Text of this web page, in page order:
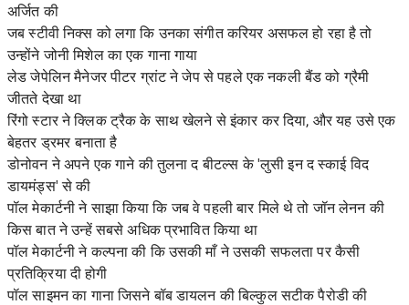
अर्जित की
जब स्टीवी निक्स को लगा कि उनका संगीत करियर असफल हो रहा है तो
उन्होंने जोनी मिशेल का एक गाना गाया
लेड जेपेलिन मैनेजर पीटर ग्रांट ने जेप से पहले एक नकली बैंड को ग्रैमी
जीतते देखा था
रिंगो स्टार ने क्लिक ट्रैक के साथ खेलने से इंकार कर दिया, और यह उसे एक
बेहतर ड्रमर बनाता है
डोनोवन ने अपने एक गाने की तुलना द बीटल्स के 'लुसी इन द स्काई विद
डायमंड्स' से की
पॉल मेकार्टनी ने साझा किया कि जब वे पहली बार मिले थे तो जॉन लेनन की
किस बात ने उन्हें सबसे अधिक प्रभावित किया था
पॉल मेकार्टनी ने कल्पना की कि उसकी माँ ने उसकी सफलता पर कैसी
प्रतिक्रिया दी होगी
पॉल साइमन का गाना जिसने बॉब डायलन की बिल्कुल सटीक पैरोडी की